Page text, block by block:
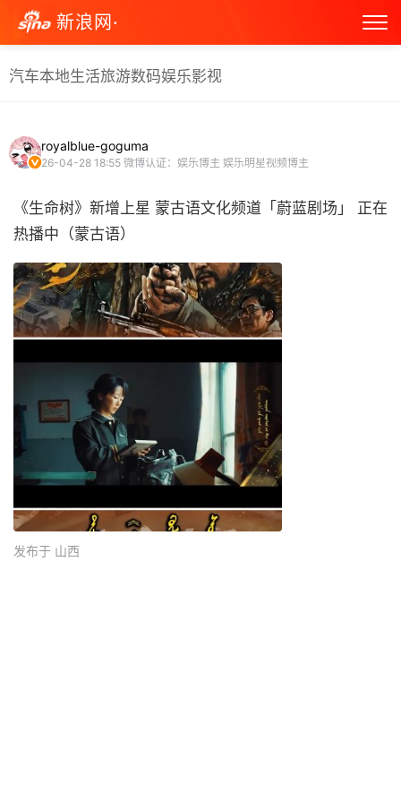
新浪网·
汽车本地生活旅游数码娱乐影视
royalblue-goguma
26-04-28 18:55 微博认证：娱乐博主 娱乐明星视频博主
《生命树》新增上星 蒙古语文化频道「蔚蓝剧场」 正在
热播中（蒙古语） ​
发布于 山西